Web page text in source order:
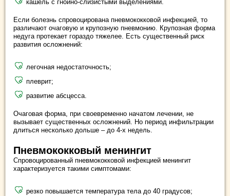
кашель с гнойно-слизистыми выделениями.
Если болезнь спровоцирована пневмококковой инфекцией, то
различают очаговую и крупозную пневмонию. Крупозная форма
недуга протекает гораздо тяжелее. Есть существенный риск
развития осложнений:
легочная недостаточность;
плеврит;
развитие абсцесса.
Очаговая форма, при своевременно начатом лечении, не
вызывает существенных осложнений. Но период инфильтрации
длиться несколько дольше – до 4-х недель.
Пневмококковый менингит
Спровоцированный пневмококковой инфекцией менингит
характеризуется такими симптомами:
резко повышается температура тела до 40 градусов;